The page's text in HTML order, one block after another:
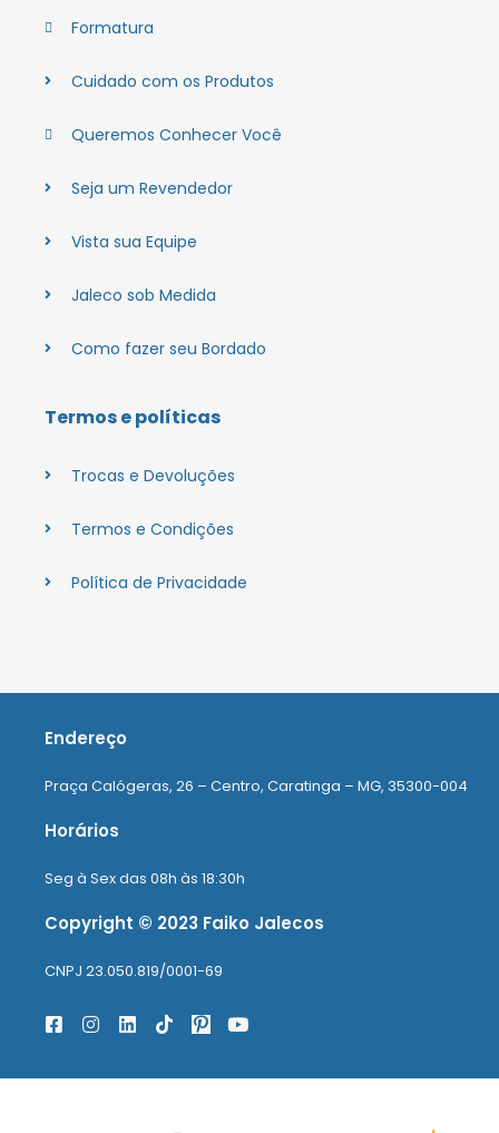
Formatura
Cuidado com os Produtos
Queremos Conhecer Você
Seja um Revendedor
Vista sua Equipe
Jaleco sob Medida
Como fazer seu Bordado
Termos e políticas
Trocas e Devoluções
Termos e Condições
Política de Privacidade
Endereço
Praça Calógeras, 26 – Centro, Caratinga – MG, 35300-004
Horários
Seg à Sex das 08h às 18:30h
Copyright © 2023 Faiko Jalecos
CNPJ 23.050.819/0001-69